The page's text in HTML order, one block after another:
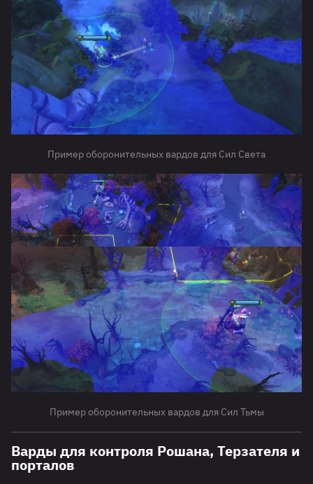
Пример оборонительных вардов для Сил Света
Пример оборонительных вардов для Сил Тьмы
Варды для контроля Рошана, Терзателя и
порталов